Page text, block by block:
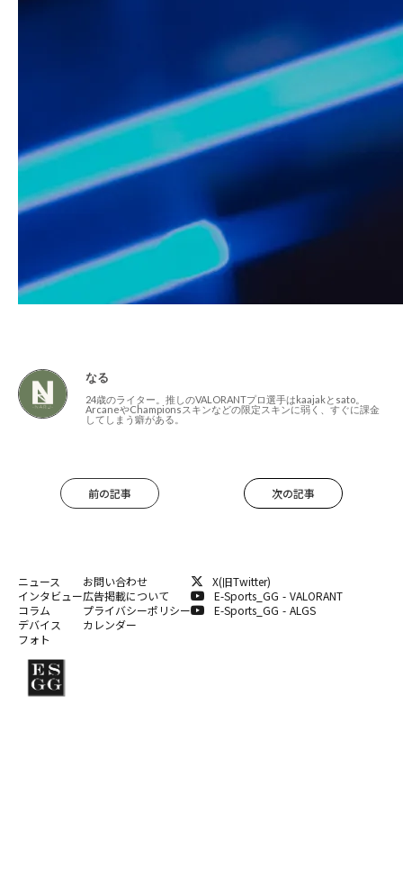
なる
24歳のライター。推しのVALORANTプロ選手はkaajakとsato。
ArcaneやChampionsスキンなどの限定スキンに弱く、すぐに課金
してしまう癖がある。
前の記事 次の記事
ニュース
インタビュー
コラム
デバイス
フォト
お問い合わせ
広告掲載について
プライバシーポリシー
カレンダー
X(旧Twitter)
E-Sports_GG - VALORANT
E-Sports_GG - ALGS